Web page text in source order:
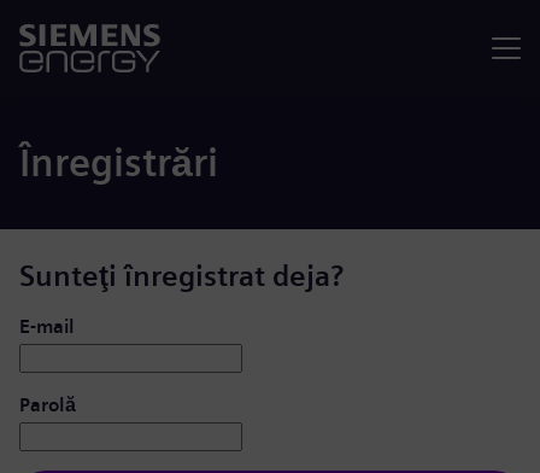
Înregistrări
Sunteţi înregistrat deja?
Conectare: utilizator și parolă
E-mail
Parolă